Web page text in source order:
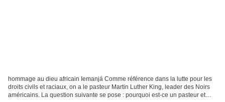
hommage au dieu africain Iemanjá Comme référence dans la lutte pour les
droits civils et raciaux, on a le pasteur Martin Luther King, leader des Noirs
américains. La question suivante se pose : pourquoi est-ce un pasteur et